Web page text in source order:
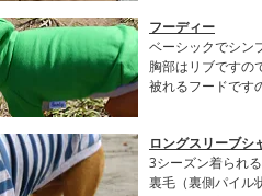
フーディー
ベーシックでシン
胸部はリブですの
被れるフードです
ロングスリーブシ
3シーズン着られ
裏毛（裏側パイル